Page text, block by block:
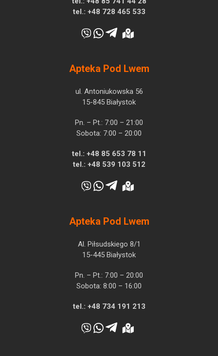
tel.: +48 728 465 533
Apteka Pod Lwem
ul. Antoniukowska 56
15-845 Białystok
Pn. – Pt.: 7:00 – 21:00
Sobota: 7:00 – 20:00
tel.: +48 85 653 78 11
tel.: +48 539 103 512
Apteka Pod Lwem
Al. Piłsudskiego 8/1
15-445 Białystok
Pn. – Pt.: 7:00 – 20:00
Sobota: 8:00 – 16:00
tel.: +48 734 191 213